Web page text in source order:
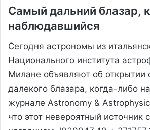
Самый дальний блазар,
наблюдавшийся
Сегодня астрономы из
Национального института
Милане объявляют об открытии
далекого блазара, когда-либо
журнале Astronomy &
что этот невероятный источник